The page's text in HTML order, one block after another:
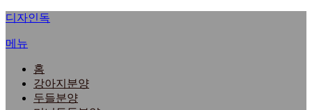
내
으
디자인독
메뉴
홈
강아지분양
두들분양